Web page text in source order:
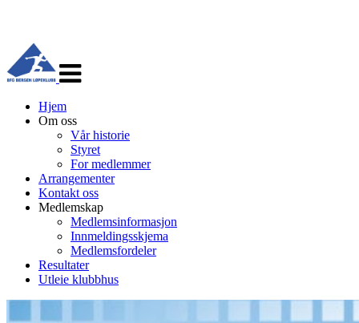
navigasjon
Hjem
Om oss
Vår historie
Styret
For medlemmer
Arrangementer
Kontakt oss
Medlemskap
Medlemsinformasjon
Innmeldingsskjema
Medlemsfordeler
Resultater
Utleie klubbhus